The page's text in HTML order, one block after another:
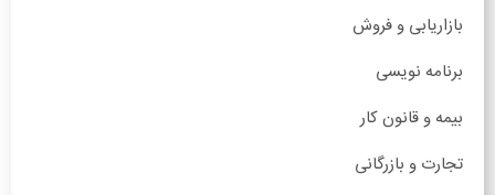
بازاریابی و فروش
برنامه نویسی
بیمه و قانون کار
تجارت و بازرگانی